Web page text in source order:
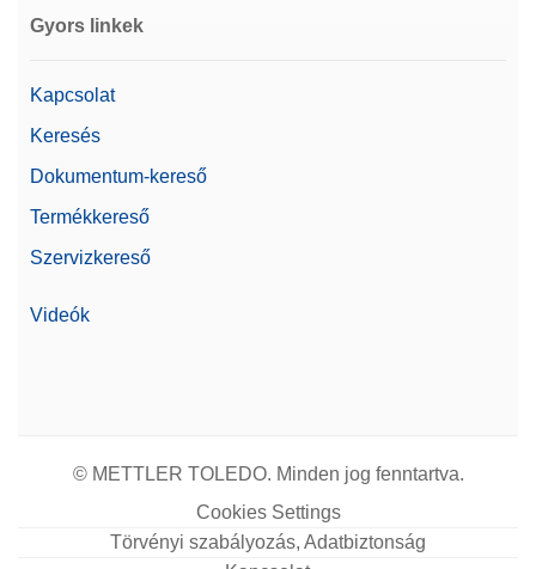
Gyors linkek
Kapcsolat
Keresés
Dokumentum-kereső
Termékkereső
Szervizkereső
Videók
© METTLER TOLEDO. Minden jog fenntartva.
Cookies Settings
Törvényi szabályozás, Adatbiztonság